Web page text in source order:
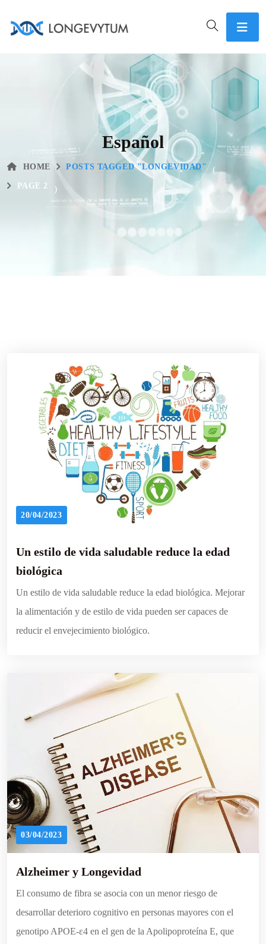
Español
HOME POSTS TAGGED "LONGEVIDAD" (
PAGE 2 )
20/04/2023
Un estilo de vida saludable reduce la edad
biológica
Un estilo de vida saludable reduce la edad biológica. Mejorar
la alimentación y de estilo de vida pueden ser capaces de
reducir el envejecimiento biológico.
03/04/2023
Alzheimer y Longevidad
El consumo de fibra se asocia con un menor riesgo de
desarrollar deterioro cognitivo en personas mayores con el
genotipo APOE-ε4 en el gen de la Apolipoproteína E, que